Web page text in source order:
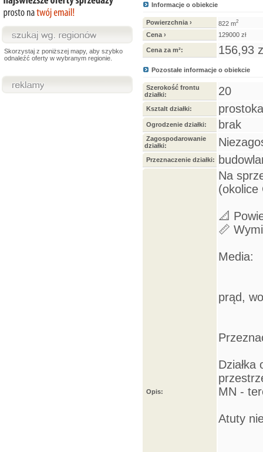
Skorzystaj z poniższej mapy, aby szybko
odnaleźć oferty w wybranym regionie.
Informacje o obiekcie
Powierzchnia › 822 m2
Cena › 129000 zł
Cena za m²: 156,93
Pozostałe informacje o obiekcie
Szerokość frontu
działki:
20
Ksztalt działki:
Ogrodzenie działki: brak
Zagospodarowanie
działki:
Przeznaczenie działki:
Opis:
Na
(okolice
📐
📏
Media:
prąd,
MN -
Atuty